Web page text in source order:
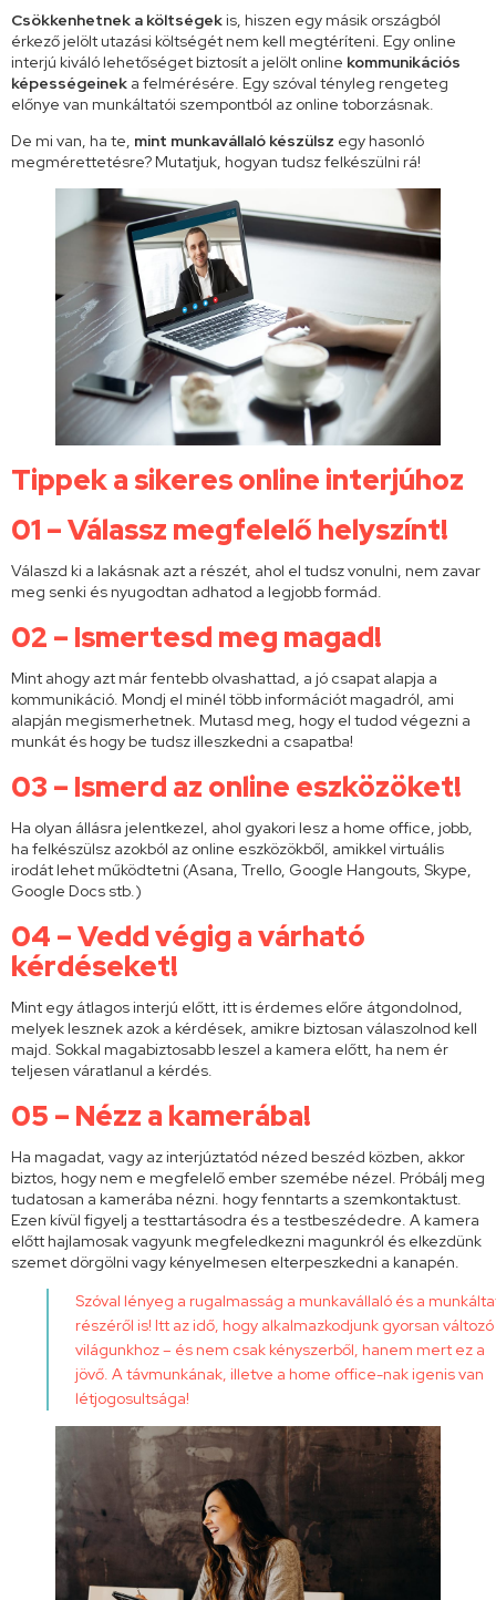
Csökkenhetnek a költségekis, hiszen egy másik országból
érkező jelölt utazási költségét nem kell megtéríteni. Egy online
interjú kiváló lehetőséget biztosít a jelölt online kommunikációs
képességeinek a felmérésére. Egy szóval tényleg rengeteg
előnye van munkáltatói szempontból az online toborzásnak.
De mi van, ha te, mint munkavállaló készülsz egy hasonló
megmérettetésre? Mutatjuk, hogyan tudsz felkészülni rá!
Tippek a sikeres online interjúhoz
01 – Válassz megfelelő helyszínt!
Válaszd ki a lakásnak azt a részét, ahol el tudsz vonulni, nem zavar
meg senki és nyugodtan adhatod a legjobb formád.
02 – Ismertesd meg magad!
Mint ahogy azt már fentebb olvashattad, a jó csapat alapja a
kommunikáció. Mondj el minél több információt magadról, ami
alapján megismerhetnek. Mutasd meg, hogy el tudod végezni a
munkát és hogy be tudsz illeszkedni a csapatba!
03 – Ismerd az online eszközöket!
Ha olyan állásra jelentkezel, ahol gyakori lesz a home office, jobb,
ha felkészülsz azokból az online eszközökből, amikkel virtuális
irodát lehet működtetni (Asana, Trello, Google Hangouts, Skype,
Google Docs stb.)
04 – Vedd végig a várható
kérdéseket!
Mint egy átlagos interjú előtt, itt is érdemes előre átgondolnod,
melyek lesznek azok a kérdések, amikre biztosan válaszolnod kell
majd. Sokkal magabiztosabb leszel a kamera előtt, ha nem ér
teljesen váratlanul a kérdés.
05 – Nézz a kamerába!
Ha magadat, vagy az interjúztatód nézed beszéd közben, akkor
biztos, hogy nem e megfelelő ember szemébe nézel. Próbálj meg
tudatosan a kamerába nézni. hogy fenntarts a szemkontaktust.
Ezen kívül figyelj a testtartásodra és a testbeszédedre. A kamera
előtt hajlamosak vagyunk megfeledkezni magunkról és elkezdünk
szemet dörgölni vagy kényelmesen elterpeszkedni a kanapén.
Szóval lényeg a rugalmasság a munkavállaló és a
részéről is! Itt az idő, hogy alkalmazkodjunk gyorsan változó
világunkhoz – és nem csak kényszerből, hanem mert ez a
jövő. A távmunkának, illetve a home office-nak igenis van
létjogosultsága!